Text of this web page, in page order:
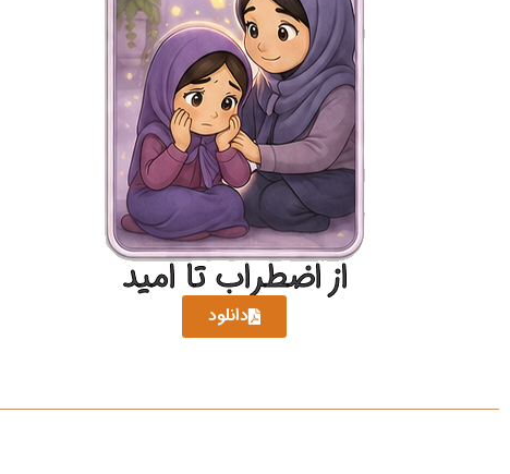
از اضطراب تا امید
دانلود